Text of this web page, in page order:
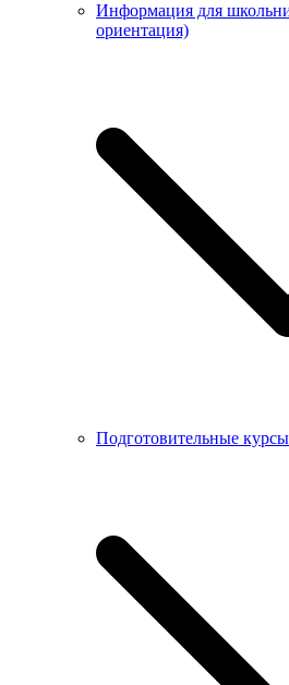
Информация для
ориентация)
Подготовительные курсы